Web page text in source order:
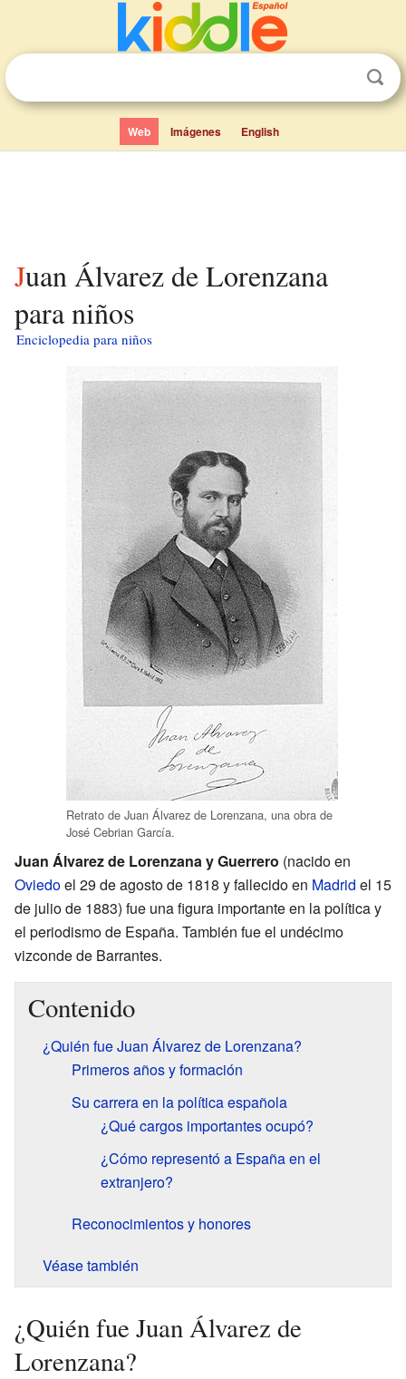
Web Imágenes English
Juan Álvarez de Lorenzana
para niños
Enciclopedia para niños
Retrato de Juan Álvarez de Lorenzana, una obra de
José Cebrian García.
Juan Álvarez de Lorenzana y Guerrero (nacido en
Oviedoel 29 de agosto de 1818 y fallecido en Madrid el 15
de julio de 1883) fue una figura importante en la política y
el periodismo de España. También fue el undécimo
vizconde de Barrantes.
Contenido
¿Quién fue Juan Álvarez de Lorenzana?
Primeros años y formación
Su carrera en la política española
¿Qué cargos importantes ocupó?
¿Cómo representó a España en el
extranjero?
Reconocimientos y honores
Véase también
¿Quién fue Juan Álvarez de
Lorenzana?